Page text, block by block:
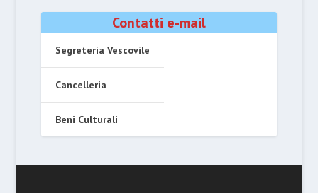
Contatti e-mail
Segreteria Vescovile
Cancelleria
Beni Culturali